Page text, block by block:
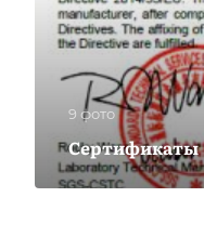
9 фото
Сертификаты